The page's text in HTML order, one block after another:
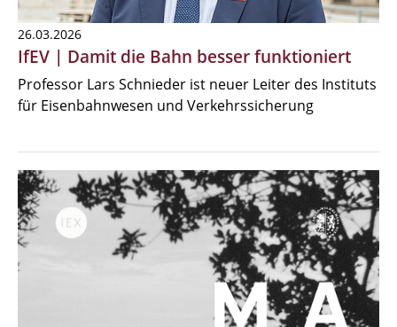
26.03.2026
IfEV | Damit die Bahn besser funktioniert
Professor Lars Schnieder ist neuer Leiter des Instituts
für Eisenbahnwesen und Verkehrssicherung